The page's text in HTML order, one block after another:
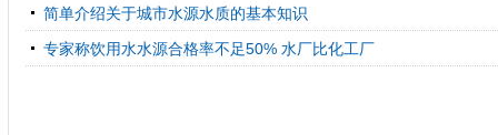
简单介绍关于城市水源水质的基本知识
专家称饮用水水源合格率不足50% 水厂比化工厂